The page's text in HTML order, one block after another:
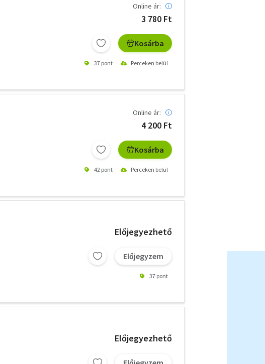
Online ár:
3 780 Ft
Kosárba
37 pont Perceken belül
Online ár:
4 200 Ft
Kosárba
42 pont Perceken belül
Előjegyezhető
Előjegyzem
37 pont
Előjegyezhető